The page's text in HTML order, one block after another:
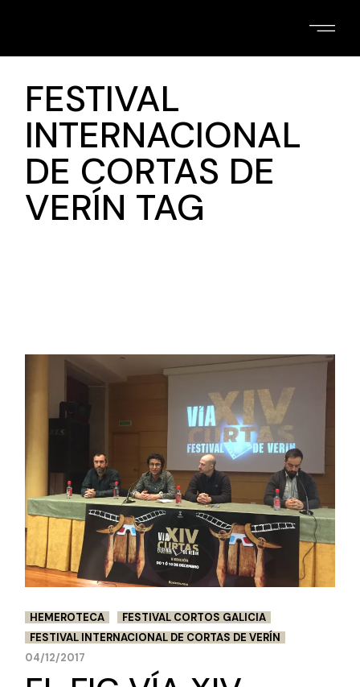
FESTIVAL
INTERNACIONAL
DE CORTAS DE
VERÍN TAG
HEMEROTECA
FESTIVAL CORTOS GALICIA
FESTIVAL INTERNACIONAL DE CORTAS DE VERÍN
04/12/2017